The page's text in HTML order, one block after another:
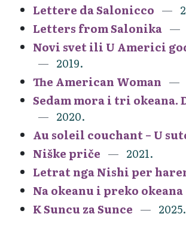
Lettere da Salonicco
Letters from Salonika
Novi svet ili U Americi
2019.
The American Woman
Sedam mora i tri okeana.
2020.
Au soleil couchant – U
Niške priče
2021.
Letrat nga Nishi per
Na okeanu i preko okeana
K Suncu za Sunce
2025.